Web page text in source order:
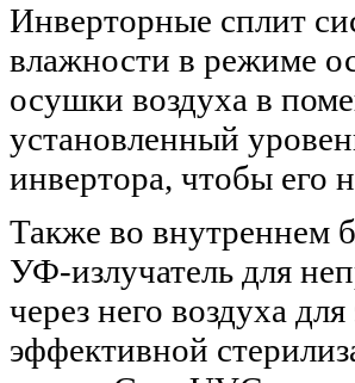
Инверторные сплит
влажности в режиме
осушки воздуха в
установленный
инвертора, чтобы его
Также во внутреннем
УФ-излучатель для
через него воздуха
эффективной